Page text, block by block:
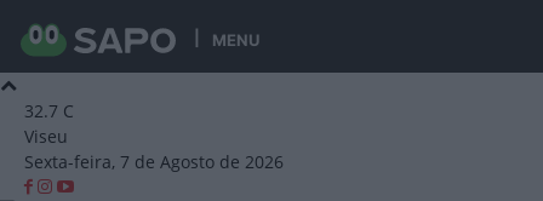
MENU
32.7 C
Viseu
Sexta-feira, 7 de Agosto de 2026